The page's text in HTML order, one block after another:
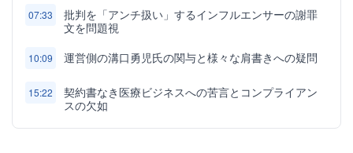
07:33
批判を「アンチ扱い」するインフルエンサーの謝罪
文を問題視
10:09 運営側の溝口勇児氏の関与と様々な肩書きへの疑問
15:22
契約書なき医療ビジネスへの苦言とコンプライアン
スの欠如